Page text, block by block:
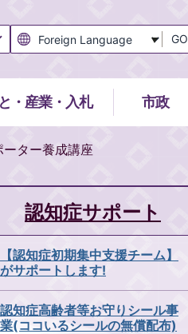
GO
・産業・入札 市政
ター養成講座
認知症サポート
【認知症初期集中支援チーム】
がサポートします!
認知症高齢者等お守りシール事
業(ココいるシールの無償配布)